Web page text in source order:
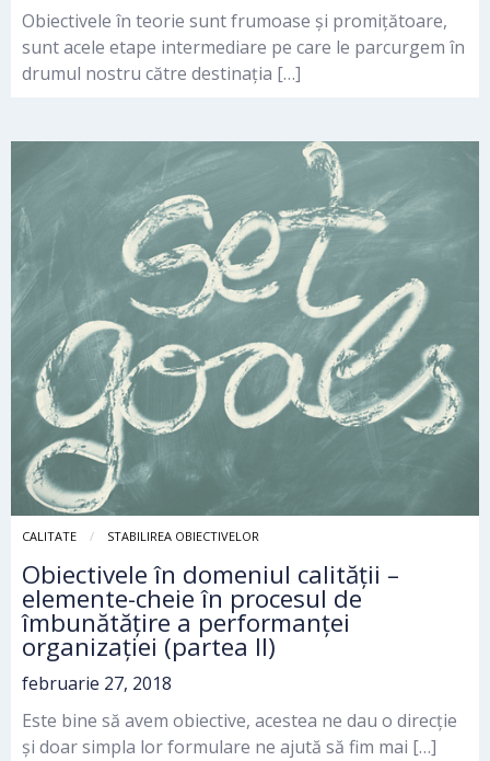
Obiectivele în teorie sunt frumoase și promițătoare,
sunt acele etape intermediare pe care le parcurgem în
drumul nostru către destinația […]
CALITATE STABILIREA OBIECTIVELOR
Obiectivele în domeniul calității –
elemente-cheie în procesul de
îmbunătățire a performanței
organizației (partea II)
februarie 27, 2018
Este bine să avem obiective, acestea ne dau o direcție
și doar simpla lor formulare ne ajută să fim mai […]